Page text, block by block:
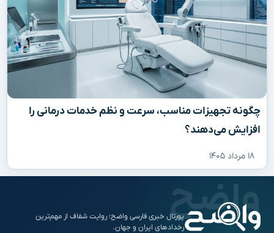
چگونه تجهیزات مناسب، سرعت و نظم خدمات درمانی را
افزایش می‌دهند؟
۱۸ مرداد ۱۴۰۵
پورتال خبری فارسی واضح؛ روایت شفاف از مهم‌ترین
رخدادهای ایران و جهان.